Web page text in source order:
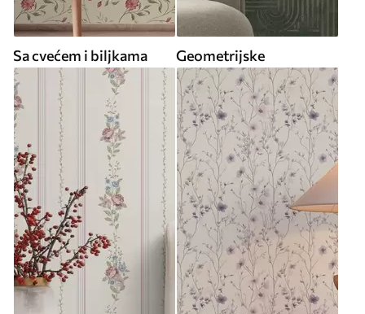
Sa cvećem i biljkama Geometrijske